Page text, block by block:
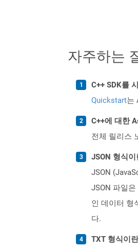
자주하는
C++ SDK를
Quickstart는
C++에 대한
전체 릴리스
JSON 형식
JSON
JSON 파일
인 데이터 형
다.
TXT 형식이